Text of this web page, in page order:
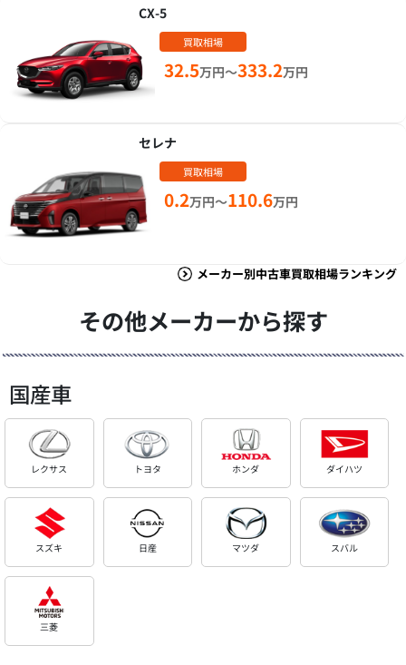
CX-5
買取相場
32.5万円～333.2万円
セレナ
買取相場
0.2万円～110.6万円
メーカー別中古車買取相場ランキング
その他メーカーから探す
国産車
レクサス トヨタ ホンダ ダイハツ
スズキ 日産 マツダ スバル
三菱